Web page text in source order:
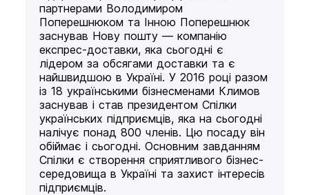
партнерами Володимиром
Поперешнюком та Інною Поперешнюк
заснував Нову пошту — компанію
експрес-доставки, яка сьогодні є
лідером за обсягами доставки та є
найшвидшою в Україні. У 2016 році разом
із 18 українськими бізнесменами Климов
заснував і став президентом Спілки
українських підприємців, яка на сьогодні
налічує понад 800 членів. Цю посаду він
обіймає і сьогодні. Основним завданням
Спілки є створення сприятливого бізнес-
середовища в Україні та захист інтересів
підприємців.